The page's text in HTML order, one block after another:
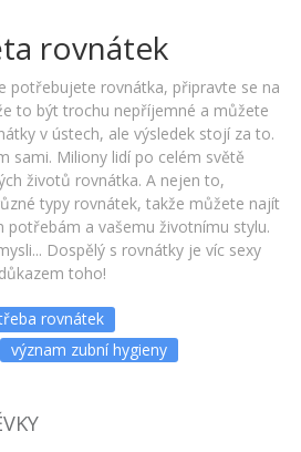
rovnátek
potřebujete rovnátka, připravte se na
to být trochu nepříjemné a můžete
v ústech, ale výsledek stojí za to.
sami. Miliony lidí po celém světě
životů rovnátka. A nejen to,
typy rovnátek, takže můžete najít
potřebám a vašemu životnímu stylu.
Dospělý s rovnátky je víc sexy
toho!
rovnátek
význam zubní hygieny